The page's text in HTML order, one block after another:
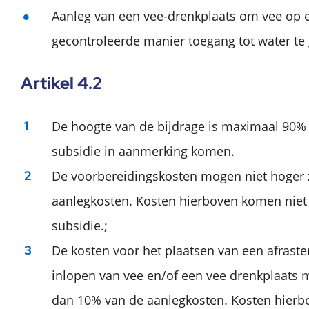
Aanleg van een vee-drenkplaats om vee op
gecontroleerde manier toegang tot water te
Artikel 4.2
De hoogte van de bijdrage is maximaal
subsidie in aanmerking komen.
De voorbereidingskosten mogen niet hoger
aanlegkosten. Kosten hierboven komen
subsidie.;
De kosten voor het plaatsen van een
inlopen van vee en/of een vee drenkplaats
dan 10% van de aanlegkosten. Kosten